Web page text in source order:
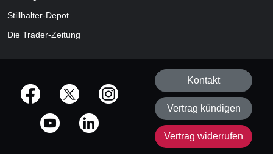
Stillhalter-Depot
Die Trader-Zeitung
offizielle Social Media-Accounts
Kontakt
Vertrag kündigen
Vertrag widerrufen